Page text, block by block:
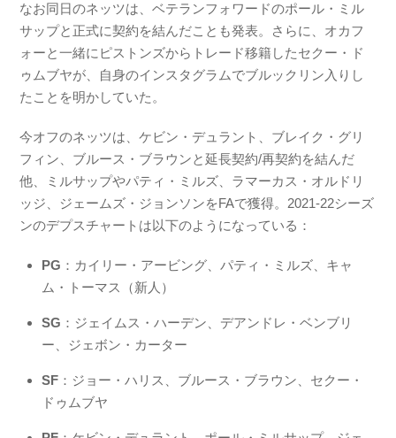
なお同日のネッツは、ベテランフォワードのポール・ミル
サップと正式に契約を結んだことも発表。さらに、オカフ
ォーと一緒にピストンズからトレード移籍したセクー・ド
ゥムブヤが、自身のインスタグラムでブルックリン入りし
たことを明かしていた。
今オフのネッツは、ケビン・デュラント、ブレイク・グリ
フィン、ブルース・ブラウンと延長契約/再契約を結んだ
他、ミルサップやパティ・ミルズ、ラマーカス・オルドリ
ッジ、ジェームズ・ジョンソンをFAで獲得。2021-22シーズ
ンのデプスチャートは以下のようになっている：
PG ：カイリー・アービング、パティ・ミルズ、キャ
ム・トーマス（新人）
SG ：ジェイムス・ハーデン、デアンドレ・ベンブリ
ー、ジェボン・カーター
SF：ジョー・ハリス、ブルース・ブラウン、セクー・
ドゥムブヤ